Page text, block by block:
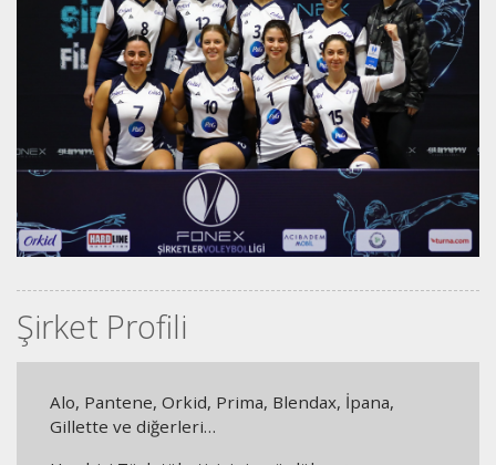
Şirket Profili
Alo, Pantene, Orkid, Prima, Blendax, İpana,
Gillette ve diğerleri…